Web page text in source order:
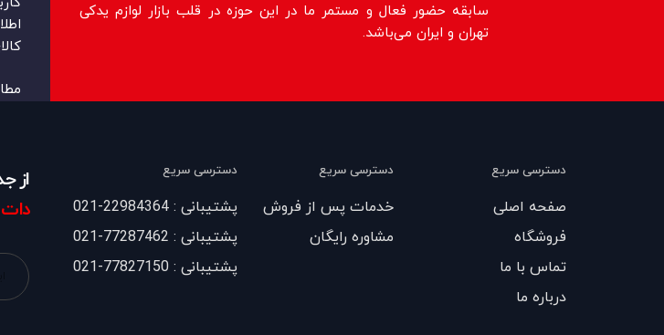
سابقه حضور فعال و مستمر ما در این حوزه در قلب بازار لوازم یدکی
تهران و ایران می‌باشد.
دسترسی سریع
صفحه اصلی
فروشگاه
تماس با ما
درباره ما
دسترسی سریع
خدمات پس از فروش
مشاوره رایگان
دسترسی سریع
پشتیبانی : 22984364-021
پشتیبانی : 77287462-021
پشتیبانی : 77827150-021
از